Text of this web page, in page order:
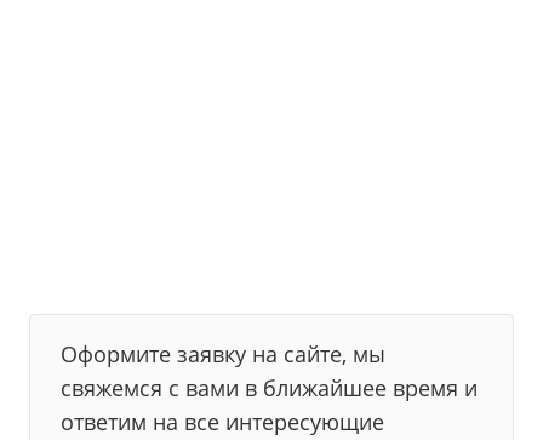
Оформите заявку на сайте, мы
свяжемся с вами в ближайшее время и
ответим на все интересующие